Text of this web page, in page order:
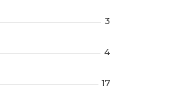
3
4
17